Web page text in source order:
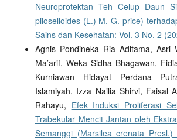
Neuroprotektan Teh Celup Daun
piloselloides (L.) M. G. price)
Sains dan Kesehatan: Vol. 3 No. 2
Agnis Pondineka Ria Aditama, Asri
Ma’arif, Weka Sidha Bhagawan,
Kurniawan Hidayat Perdana
Islamiyah, Izza Nailia Shirvi, Faisal
Rahayu, Efek Induksi Proliferasi
Trabekular Mencit Jantan oleh
Semanggi (Marsilea crenata Presl.)